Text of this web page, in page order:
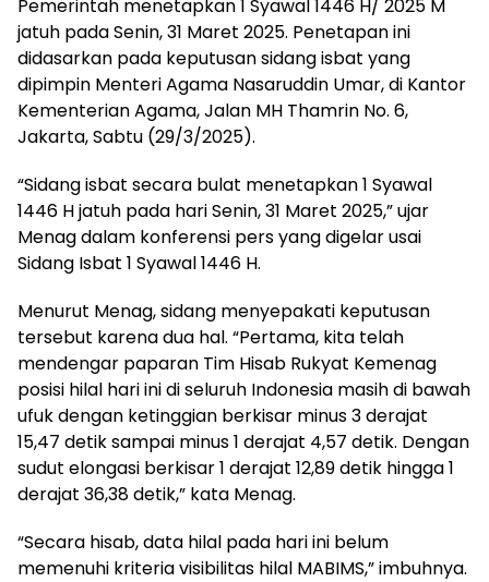
Pemerintah menetapkan 1 Syawal 1446 H/ 2025 M
jatuh pada Senin, 31 Maret 2025. Penetapan ini
didasarkan pada keputusan sidang isbat yang
dipimpin Menteri Agama Nasaruddin Umar, di Kantor
Kementerian Agama, Jalan MH Thamrin No. 6,
Jakarta, Sabtu (29/3/2025).
“Sidang isbat secara bulat menetapkan 1 Syawal
1446 H jatuh pada hari Senin, 31 Maret 2025,” ujar
Menag dalam konferensi pers yang digelar usai
Sidang Isbat 1 Syawal 1446 H.
Menurut Menag, sidang menyepakati keputusan
tersebut karena dua hal. “Pertama, kita telah
mendengar paparan Tim Hisab Rukyat Kemenag
posisi hilal hari ini di seluruh Indonesia masih di bawah
ufuk dengan ketinggian berkisar minus 3 derajat
15,47 detik sampai minus 1 derajat 4,57 detik. Dengan
sudut elongasi berkisar 1 derajat 12,89 detik hingga 1
derajat 36,38 detik,” kata Menag.
“Secara hisab, data hilal pada hari ini belum
memenuhi kriteria visibilitas hilal MABIMS,” imbuhnya.